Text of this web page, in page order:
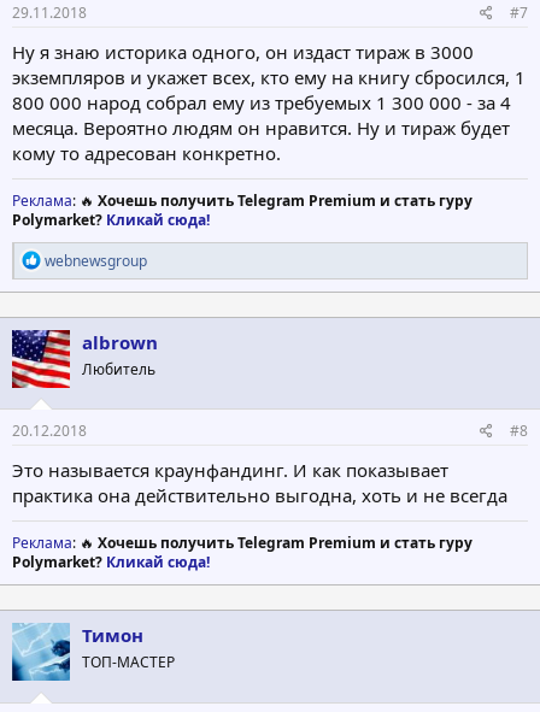
29.11.2018 #7
Ну я знаю историка одного, он издаст тираж в 3000
экземпляров и укажет всех, кто ему на книгу сбросился, 1
800 000 народ собрал ему из требуемых 1 300 000 - за 4
месяца. Вероятно людям он нравится. Ну и тираж будет
кому то адресован конкретно.
Реклама: 🔥 Хочешь получить Telegram Premium и стать гуру
Polymarket? Кликай сюда!
Р
е
а
к
ц
и
и
:
webnewsgroup
albrown
Любитель
20.12.2018 #8
Это называется краунфандинг. И как показывает
практика она действительно выгодна, хоть и не всегда
Реклама: 🔥 Хочешь получить Telegram Premium и стать гуру
Polymarket? Кликай сюда!
Тимон
ТОП-МАСТЕР